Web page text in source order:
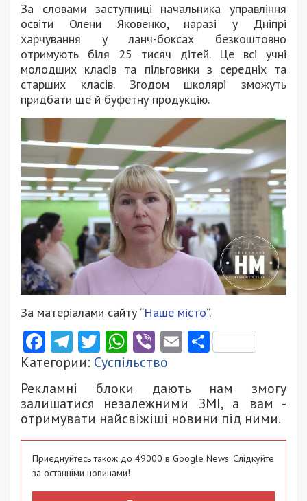
За словами заступниці начальника управління
освіти Олени Яковенко, наразі у Дніпрі
харчування у ланч-боксах безкоштовно
отримують біля 25 тисяч дітей. Це всі учні
молодших класів та пільговики з середніх та
старших класів. Згодом школярі зможуть
придбати ще й буфетну продукцію.
За матеріалами сайту “Наше місто“.
Facebook
Telegram
Twitter
WhatsApp
ViberEmail
Категории: Суспільство
Рекламні блоки дають нам змогу
залишатися незалежними ЗМІ, а вам -
отримувати найсвіжіші новини під ними.
Приєднуйтесь також до 49000 в Google News. Слідкуйте
за останніми новинами!